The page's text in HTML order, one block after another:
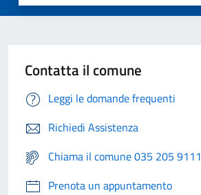
Contatta il comune
Leggi le domande frequenti
Richiedi Assistenza
Chiama il comune 035 205 9111
Prenota un appuntamento